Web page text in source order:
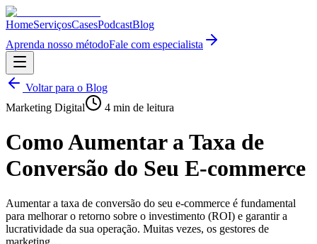
HomeServiçosCasesPodcastBlog
Aprenda nosso métodoFale com especialista
Voltar para o Blog
Marketing Digital
4 min de leitura
Como Aumentar a Taxa de
Conversão do Seu E-commerce
Aumentar a taxa de conversão do seu e-commerce é fundamental
para melhorar o retorno sobre o investimento (ROI) e garantir a
lucratividade da sua operação. Muitas vezes, os gestores de
marketing…